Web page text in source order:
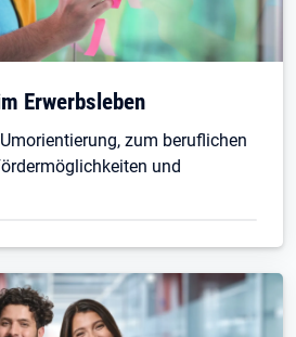
Erwerbsleben
zum beruflichen
und